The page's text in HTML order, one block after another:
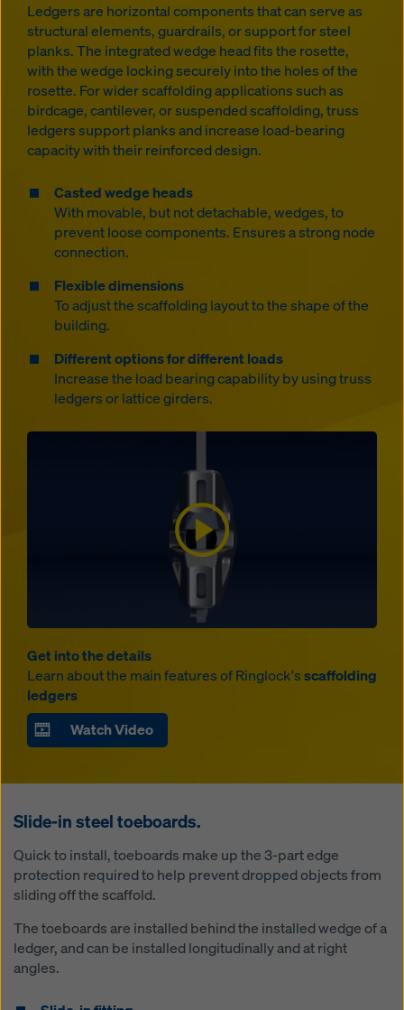
Ledgers are horizontal components that can serve as
structural elements, guardrails, or support for steel
planks. The integrated wedge head fits the rosette,
with the wedge locking securely into the holes of the
rosette. For wider scaffolding applications such as
birdcage, cantilever, or suspended scaffolding, truss
ledgers support planks and increase load-bearing
capacity with their reinforced design.
Casted wedge heads
With movable, but not detachable, wedges, to
prevent loose components. Ensures a strong node
connection.
Flexible dimensions
To adjust the scaffolding layout to the shape of the
building.
Different options for different loads
Increase the load bearing capability by using truss
ledgers or lattice girders.
Open
Get into the details
Learn about the main features of Ringlock'sscaffolding
ledgers
Watch Video
Slide-in steel toeboards.
Quick to install, toeboards make up the 3-part edge
protection required to help prevent dropped objects from
sliding off the scaffold.
The toeboards are installed behind the installed wedge of a
ledger, and can be installed longitudinally and at right
angles.